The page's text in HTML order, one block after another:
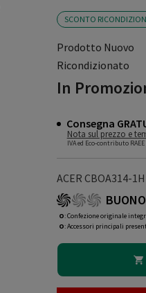
SCONTO
Prodotto Nuovo
Ricondizionato
In
Consegna
Nota sul prezzo e
IVA ed Eco-contributo
ACER CBOA314-
BUONO
O: Confezione originale
O: Accessori principali